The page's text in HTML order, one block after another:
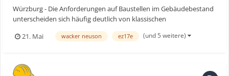
Würzburg - Die Anforderungen auf Baustellen im Gebäudebestand
unterscheiden sich häufig deutlich von klassischen
Neubauprojekten. Enge Zugänge, begrenzte Platzverhältnisse und
Arbeiten in geschlossenen Räumen stellen besondere
21. Mai wacker neuson ez17e (und 5 weitere)